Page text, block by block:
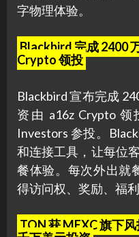
字物理体验。
Blackbird 完成 2400
Crypto 领投
Blackbird 宣布完成
资由 a16z Crypto 领
Investors 参投。
和连接工具，让每位
餐体验。每次外出就
得访问权、奖励、福利
TON 获 MEXC 旗下